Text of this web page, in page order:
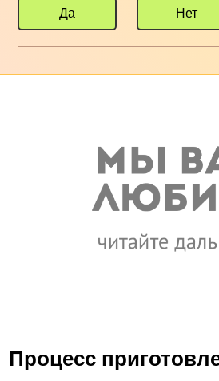
Да Нет
Процесс